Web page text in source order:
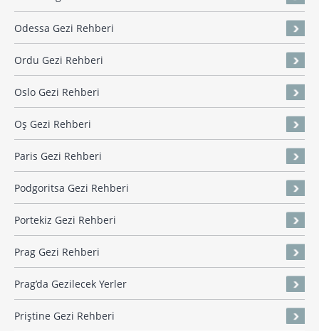
Odessa Gezi Rehberi
Ordu Gezi Rehberi
Oslo Gezi Rehberi
Oş Gezi Rehberi
Paris Gezi Rehberi
Podgoritsa Gezi Rehberi
Portekiz Gezi Rehberi
Prag Gezi Rehberi
Prag’da Gezilecek Yerler
Priştine Gezi Rehberi